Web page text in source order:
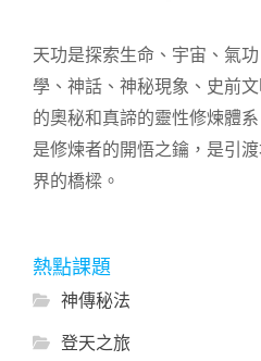
天功是探索生命、宇宙、氣
學、神話、神秘現象、史前
的奧秘和真諦的靈性修煉體
是修煉者的開悟之鑰，是引
界的橋樑。
熱點課題
神傳秘法
登天之旅